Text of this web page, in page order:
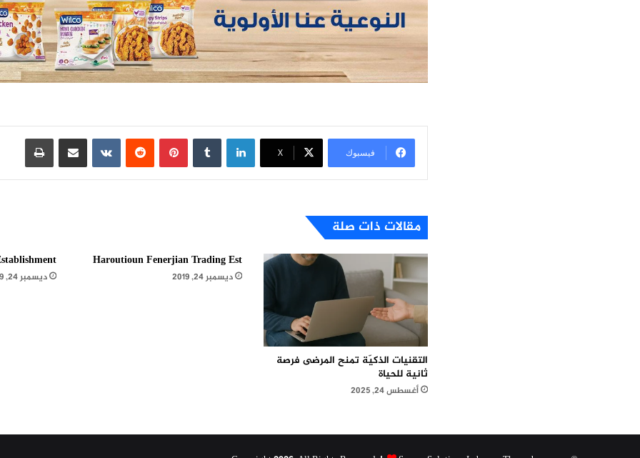
فيسبوك X
لينكدإن بينتيريست مشاركة عبر البريد طباعة
مقالات ذات صلة
التقنيات الذكيّة تمنح المرضى فرصة
ثانية للحياة
أغسطس 24, 2025
Haroutioun Fenerjian Trading Est
ديسمبر 24, 2019 ديسمبر 24, 2019